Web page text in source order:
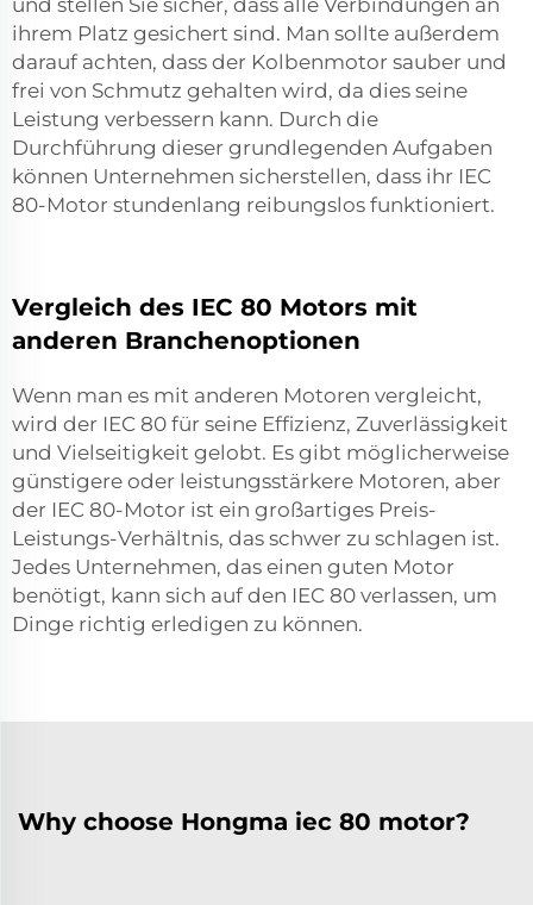
ihrem Platz gesichert sind. Man sollte außerdem
darauf achten, dass der Kolbenmotor sauber und
frei von Schmutz gehalten wird, da dies seine
Leistung verbessern kann. Durch die
Durchführung dieser grundlegenden Aufgaben
können Unternehmen sicherstellen, dass ihr IEC
80-Motor stundenlang reibungslos funktioniert.
Vergleich des IEC 80 Motors mit
anderen Branchenoptionen
Wenn man es mit anderen Motoren vergleicht,
wird der IEC 80 für seine Effizienz, Zuverlässigkeit
und Vielseitigkeit gelobt. Es gibt möglicherweise
günstigere oder leistungsstärkere Motoren, aber
der IEC 80-Motor ist ein großartiges Preis-
Leistungs-Verhältnis, das schwer zu schlagen ist.
Jedes Unternehmen, das einen guten Motor
benötigt, kann sich auf den IEC 80 verlassen, um
Dinge richtig erledigen zu können.
Why choose Hongma iec 80 motor?